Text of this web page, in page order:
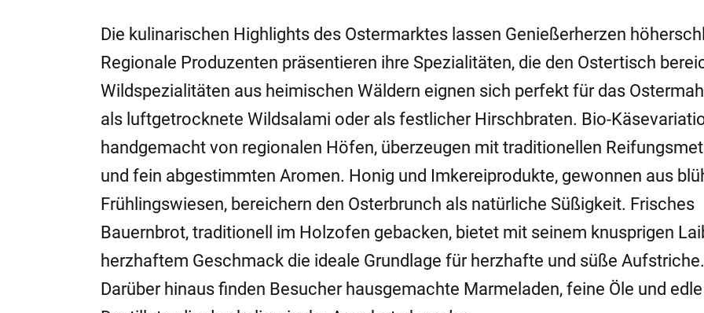
Die kulinarischen Highlights des Ostermarktes lassen Genießerherzen
Regionale Produzenten präsentieren ihre Spezialitäten, die den Ostertisch
Wildspezialitäten aus heimischen Wäldern eignen sich perfekt für das
als luftgetrocknete Wildsalami oder als festlicher Hirschbraten. Bio-
handgemacht von regionalen Höfen, überzeugen mit traditionellen
und fein abgestimmten Aromen. Honig und Imkereiprodukte, gewonnen aus
Frühlingswiesen, bereichern den Osterbrunch als natürliche Süßigkeit. Frisches
Bauernbrot, traditionell im Holzofen gebacken, bietet mit seinem knusprigen
herzhaftem Geschmack die ideale Grundlage für herzhafte und süße Aufstriche.
Darüber hinaus finden Besucher hausgemachte Marmeladen, feine Öle und edle